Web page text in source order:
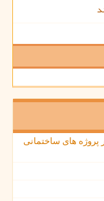
پروژه های ساختمانی